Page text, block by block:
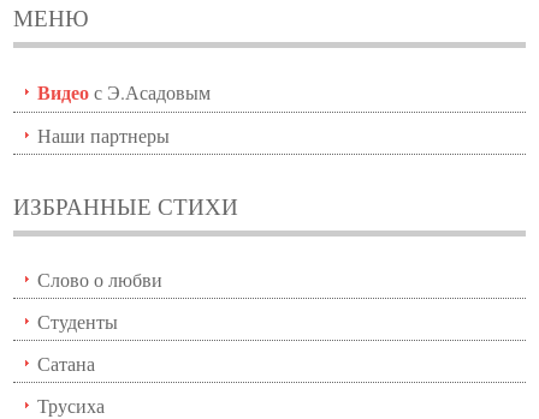
МЕНЮ
Видеос Э.Асадовым
Наши партнеры
ИЗБРАННЫЕ СТИХИ
Слово о любви
Студенты
Сатана
Трусиха